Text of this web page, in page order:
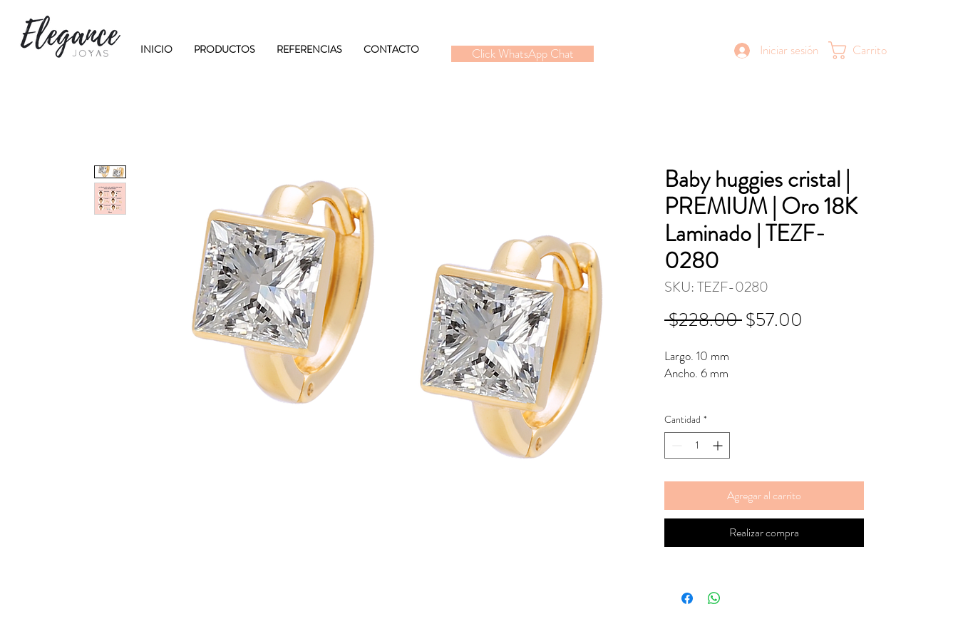
INICIO PRODUCTOS REFERENCIAS CONTACTO Click WhatsApp Chat Iniciar sesión Carrito
Baby huggies cristal |
PREMIUM | Oro 18K
Laminado | TEZF-
0280
SKU: TEZF-0280
$228.00 Precio
$57.00
Largo. 10 mm
Ancho. 6 mm
Cantidad *
Agregar al carrito
Realizar compra